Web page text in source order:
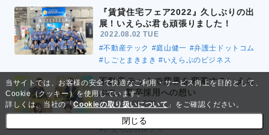
『賃貸住宅フェア2022』久しぶりの出
展！いえらぶ君も頑張りました！
2022.08.02 TUE
#不動産テック #庭山健一 #弁護士ドットコム
#しごとまきまき #いえらぶのビジネス
不動産テックで業界を変革するいえら
ぶの、新卒採用への想い
2021.10.08 FRI
#不動産テック
#いえらぶカルチャー
当サイトでは、お客様の安全で快適なご利用・サービス向上を目的として、
Cookie（クッキー）を使用しています。
詳しくは、当社の「Cookieの取り扱いについて 」をご確認ください。
閉じる